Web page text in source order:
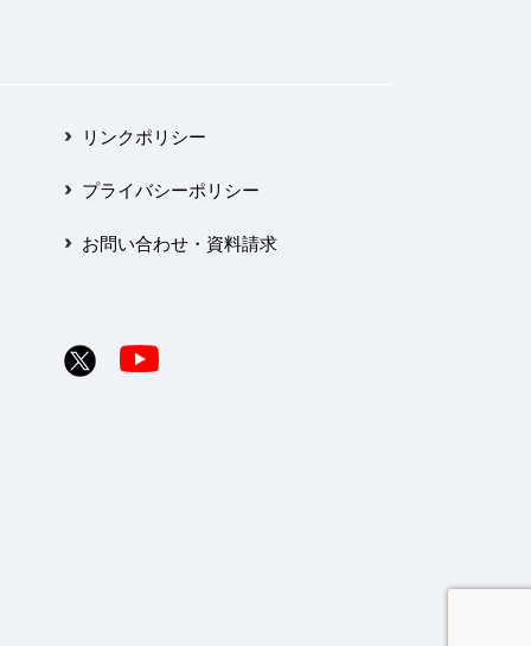
リンクポリシー
プライバシーポリシー
お問い合わせ・資料請求